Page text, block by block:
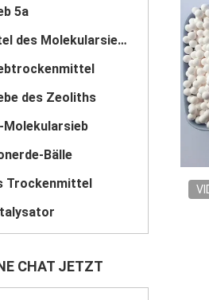
5a
Trockenmittel des Molekularsiebs 13x
des Zeoliths
Bälle
Trockenmittel
CHAT JETZT